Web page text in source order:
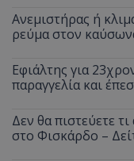
Ανεμιστήρας ή
ρεύμα στον
Εφιάλτης για
παραγγελία και
Δεν θα πιστεύετε
στο Φισκάρδο –